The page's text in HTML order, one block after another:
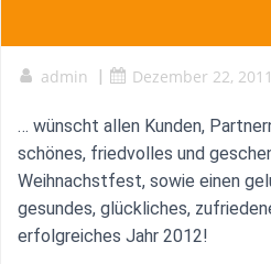
admin | Dezember 22, 2011
… wünscht allen Kunden,
schönes, friedvolles und
Weihnachstfest, sowie einen
gesundes, glückliches,
erfolgreiches Jahr 2012!